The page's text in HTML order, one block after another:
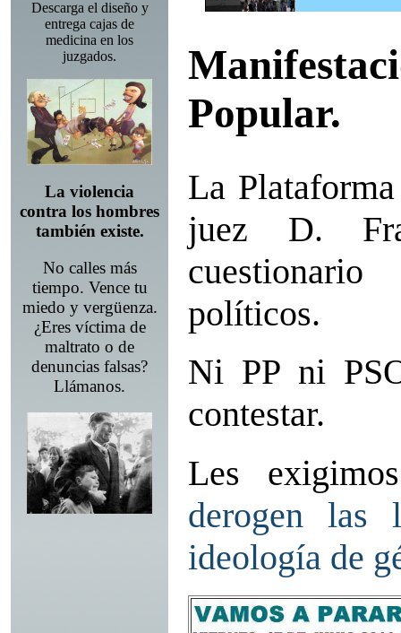
Descarga el diseño y
entrega cajas de
medicina en los
juzgados.
La violencia
contra los hombres
también existe.
No calles más
tiempo. Vence tu
miedo y vergüenza.
¿Eres víctima de
maltrato o de
denuncias falsas?
Llámanos.
Popular.
La
juez D.
políticos.
Ni PP ni
contestar.
Les
derogen las
ideología de